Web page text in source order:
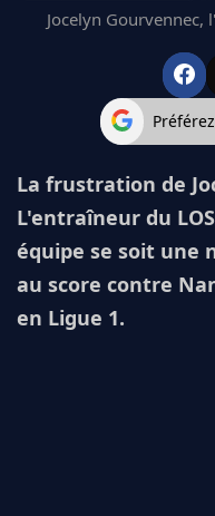
BAYERN
Jocelyn
La frustration de
L'entraîneur du
équipe se soit une
au score contre
en Ligue 1.